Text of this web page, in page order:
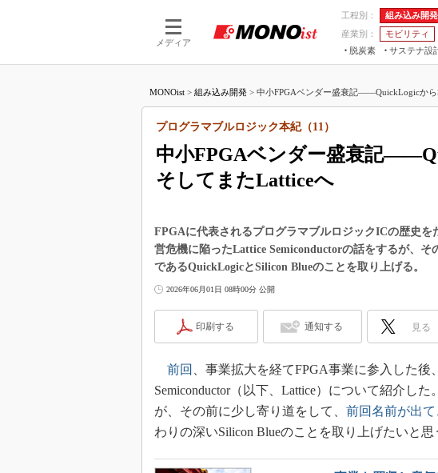
メディア
工程別： 組み込み開発
産業別：
モビリティ
脱炭素
サステナ設
つながる工場AI×設備保全
MONOist > 組み込み開発 > 中小FPGAベンダー盛衰記――QuickLogicから
中小FPGAベンダー盛衰記
そしてまたLatticeへ
プログラマブルロジック本紀（11）
FPGAに代表されるプログラマブルロジックICの歴史
営危機に陥ったLattice Semiconductorの話をするが、
であるQuickLogicとSilicon Blueのことを取り上げる。
2026年06月01日 08時00分 公開
印刷する 通知する 見る
前回
、事業拡大を経てFPGA事業に参入した
Semiconductor（以下、Lattice）について紹介し
が、その前に少し寄り道をして、 前回名前が出
わりの深いSilicon Blueのことを取り上げたいと思